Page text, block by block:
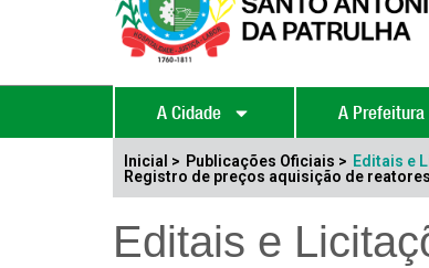
A Cidade A Prefeitura
Inicial > Publicações Oficiais > Editais e
Registro de preços aquisição de
Editais e